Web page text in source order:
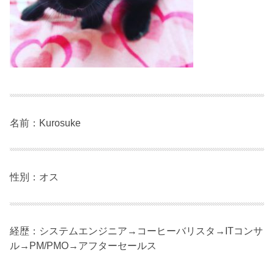
名前：Kurosuke
性別：オス
経歴：システムエンジニア→コーヒーバリスタ→ITコンサ
ル→PM/PMO→アフターセールス